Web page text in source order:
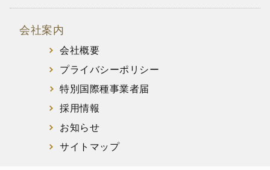
会社案内
会社概要
プライバシーポリシー
特別国際種事業者届
採用情報
お知らせ
サイトマップ